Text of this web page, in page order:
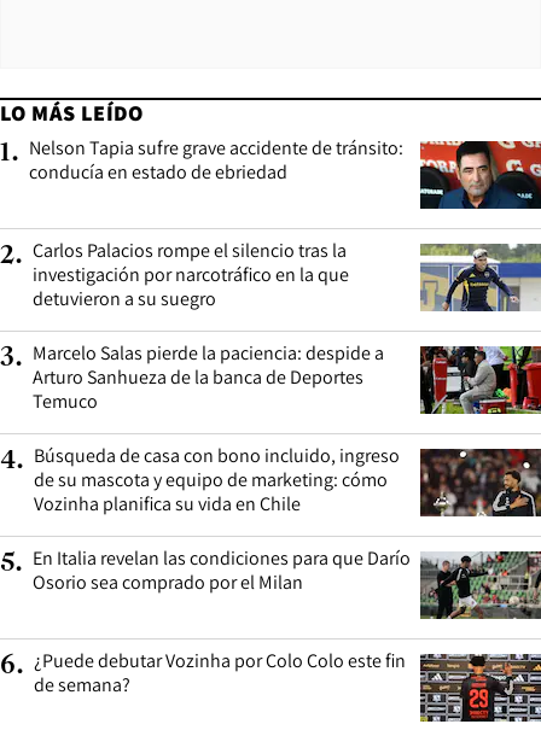
LO MÁS LEÍDO
1. Nelson Tapia sufre grave accidente de tránsito:
conducía en estado de ebriedad
2. Carlos Palacios rompe el silencio tras la
investigación por narcotráfico en la que
detuvieron a su suegro
3. Marcelo Salas pierde la paciencia: despide a
Arturo Sanhueza de la banca de Deportes
Temuco
4. Búsqueda de casa con bono incluido, ingreso
de su mascota y equipo de marketing: cómo
Vozinha planifica su vida en Chile
5. En Italia revelan las condiciones para que Darío
Osorio sea comprado por el Milan
6. ¿Puede debutar Vozinha por Colo Colo este fin
de semana?